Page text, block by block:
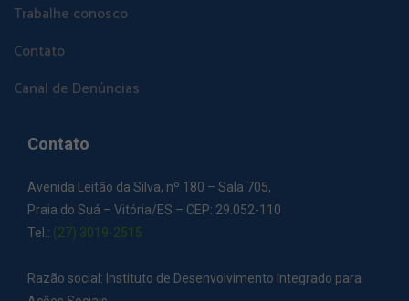
Trabalhe conosco
Contato
Canal de Denúncias
Contato
Avenida Leitão da Silva, nº 180 – Sala 705,
Praia do Suá – Vitória/ES – CEP: 29.052-110
Tel.: (27) 3019-2515
Razão social: Instituto de Desenvolvimento Integrado para